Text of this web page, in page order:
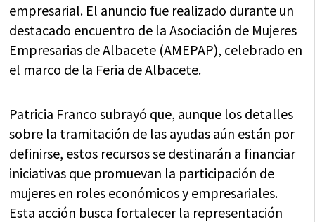
empresarial. El anuncio fue realizado durante un
destacado encuentro de la Asociación de Mujeres
Empresarias de Albacete (AMEPAP), celebrado en
el marco de la Feria de Albacete.
Patricia Franco subrayó que, aunque los detalles
sobre la tramitación de las ayudas aún están por
definirse, estos recursos se destinarán a financiar
iniciativas que promuevan la participación de
mujeres en roles económicos y empresariales.
Esta acción busca fortalecer la representación